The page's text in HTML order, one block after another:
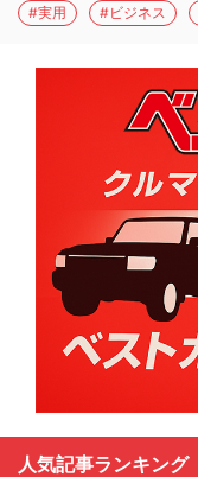
#実用 #ビジネス
人気記事ランキング